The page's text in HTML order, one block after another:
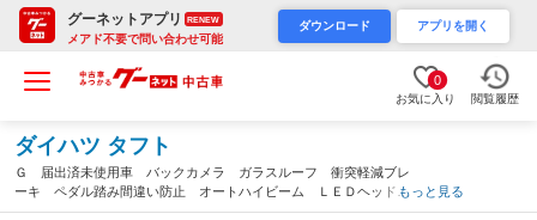
グーネットアプリ RENEW
メアド不要で問い合わせ可能
ダウンロード アプリを開く
0
お気に入り 閲覧履歴
ダイハツ タフト
Ｇ 届出済未使用車 バックカメラ ガラスルーフ 衝突軽減ブレ
ーキ ペダル踏み間違い防止 オートハイビーム ＬＥＤヘッド＆
フォグ シートヒーター 電子制御パーキングブレーキ スマート
もっと見る